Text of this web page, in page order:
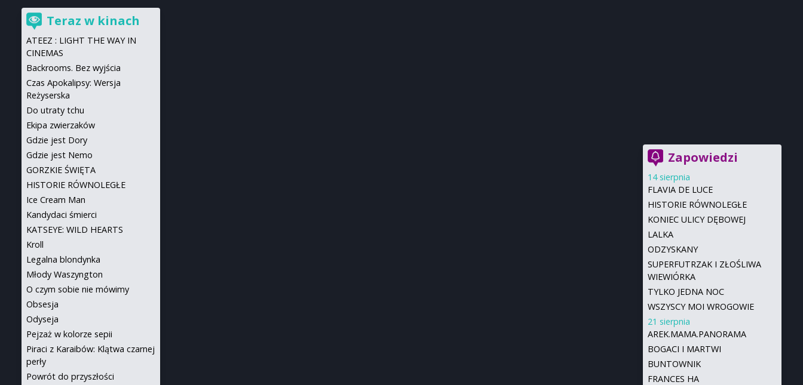
Zapowiedzi
14 sierpnia
FLAVIA DE LUCE
HISTORIE RÓWNOLEGŁE
KONIEC ULICY DĘBOWEJ
LALKA
ODZYSKANY
SUPERFUTRZAK I ZŁOŚLIWA
WIEWIÓRKA
TYLKO JEDNA NOC
WSZYSCY MOI WROGOWIE
21 sierpnia
AREK.MAMA.PANORAMA
BOGACI I MARTWI
BUNTOWNIK
FRANCES HA
Teraz w kinach
ATEEZ : LIGHT THE WAY IN
CINEMAS
Backrooms. Bez wyjścia
Czas Apokalipsy: Wersja
Reżyserska
Do utraty tchu
Ekipa zwierzaków
Gdzie jest Dory
Gdzie jest Nemo
GORZKIE ŚWIĘTA
HISTORIE RÓWNOLEGŁE
Ice Cream Man
Kandydaci śmierci
KATSEYE: WILD HEARTS
Kroll
Legalna blondynka
Młody Waszyngton
O czym sobie nie mówimy
Obsesja
Odyseja
Pejzaż w kolorze sepii
Piraci z Karaibów: Klątwa czarnej
perły
Powrót do przyszłości